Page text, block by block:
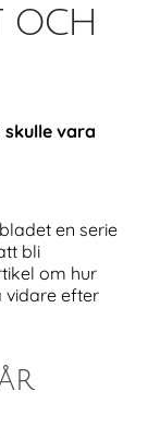
och
vara
en serie
bli
om hur
vidare efter